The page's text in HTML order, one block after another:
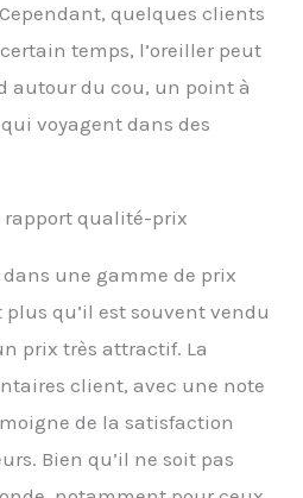
quelques clients
temps, l’oreiller peut
autour du cou, un point à
voyagent dans des
qualité-prix
dans une gamme de prix
qu’il est souvent vendu
prix très attractif. La
client, avec une note
de la satisfaction
Bien qu’il ne soit pas